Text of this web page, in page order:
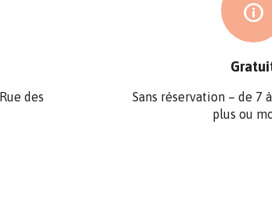
des
Sans réservation – de 7
plus ou